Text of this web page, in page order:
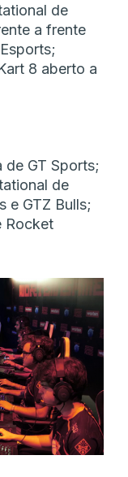
de
a frente
8 aberto a
de GT Sports;
de
e GTZ Bulls;
Rocket